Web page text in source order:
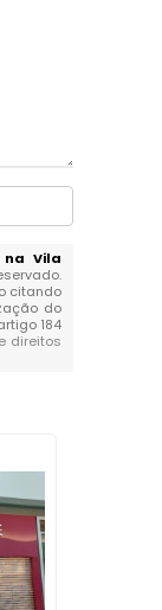
Vila
citando
do
184
direitos